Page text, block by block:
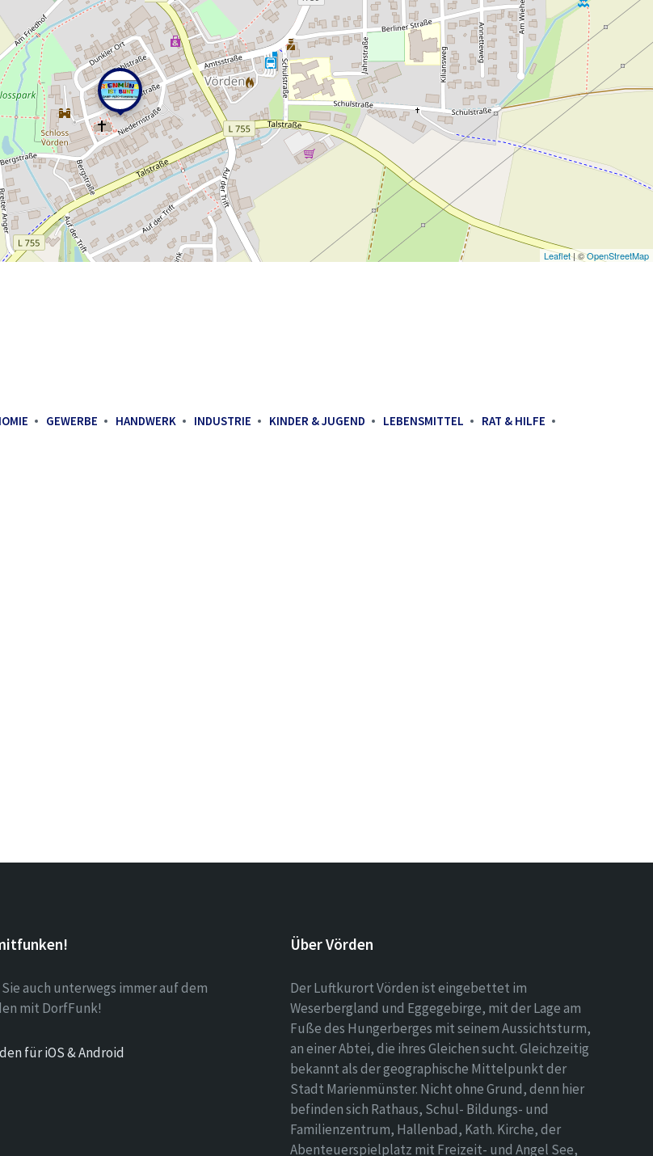
Leaflet| ©OpenStreetMap
GEWERBE HANDWERK INDUSTRIE KINDER & JUGEND LEBENSMITTEL
RAT & HILFE
auch unterwegs immer auf dem
mit DorfFunk!
für iOS & Android
Über Vörden
Der Luftkurort Vörden ist eingebettet im
Weserbergland und Eggegebirge, mit der Lage am
Fuße des Hungerberges mit seinem Aussichtsturm,
an einer Abtei, die ihres Gleichen sucht. Gleichzeitig
bekannt als der geographische Mittelpunkt der
Stadt Marienmünster. Nicht ohne Grund, denn hier
befinden sich Rathaus, Schul- Bildungs- und
Familienzentrum, Hallenbad, Kath. Kirche, der
Abenteuerspielplatz mit Freizeit- und Angel See,